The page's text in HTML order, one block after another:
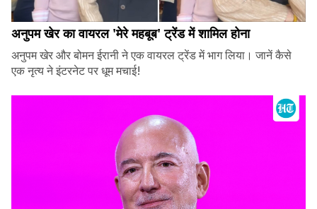
अनुपम खेर का वायरल 'मेरे महबूब' ट्रेंड में शामिल होना
अनुपम खेर और बोमन ईरानी ने एक वायरल ट्रेंड में भाग लिया। जानें कैसे
एक नृत्य ने इंटरनेट पर धूम मचाई!